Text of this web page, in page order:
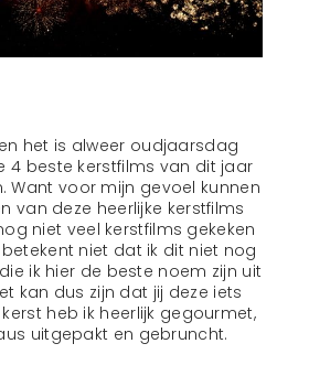
het is alweer oudjaarsdag
4 beste kerstfilms van dit jaar
Want voor mijn gevoel kunnen
van deze heerlijke kerstfilms
niet veel kerstfilms gekeken
niet dat ik dit niet nog
ik hier de beste noem zijn uit
kan dus zijn dat jij deze iets
heb ik heerlijk gegourmet,
uitgepakt en gebruncht.